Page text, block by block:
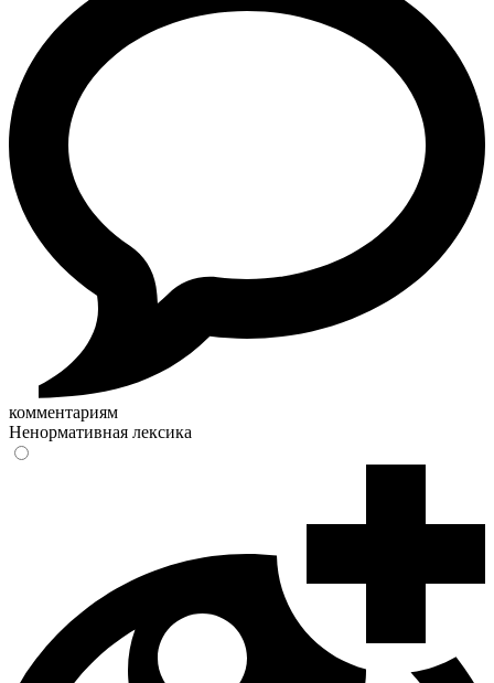
комментариям
Ненормативная лексика